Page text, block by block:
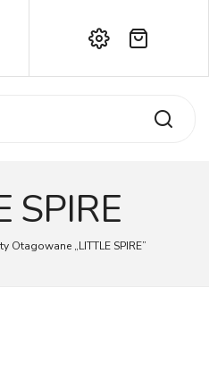
w koszyku.
SPIRE
Otagowane „LITTLE SPIRE”